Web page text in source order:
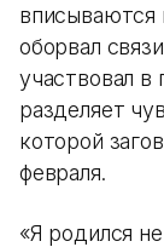
вписываются
оборвал
участвовал в
разделяет
которой
февраля.
«Я родился